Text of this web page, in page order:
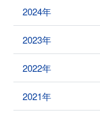
2024年
2023年
2022年
2021年